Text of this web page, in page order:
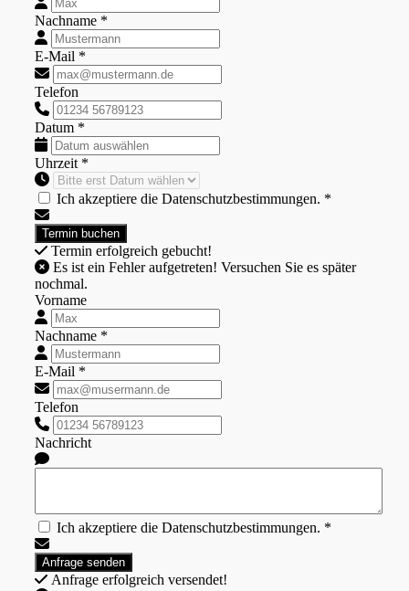
Nachname *
E-Mail *
Telefon
Datum *
Uhrzeit *
Ich akzeptiere die Datenschutzbestimmungen. *
Termin erfolgreich gebucht!
nochmal.
Vorname
Nachname *
E-Mail *
Telefon
Nachricht
Ich akzeptiere die Datenschutzbestimmungen. *
Anfrage erfolgreich versendet!